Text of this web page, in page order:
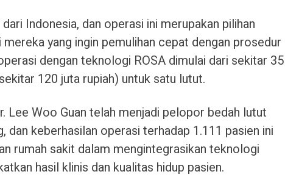
Indonesia, dan operasi ini merupakan pilihan
yang ingin pemulihan cepat dengan prosedur
dengan teknologi ROSA dimulai dari sekitar 35
120 juta rupiah) untuk satu lutut.
Lee Woo Guan telah menjadi pelopor bedah lutut
dan keberhasilan operasi terhadap 1.111 pasien ini
rumah sakit dalam mengintegrasikan teknologi
hasil klinis dan kualitas hidup pasien.